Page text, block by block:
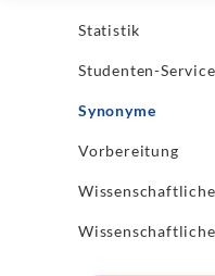
Statistik
Studenten-Service
Synonyme
Vorbereitung